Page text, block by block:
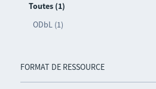
Toutes (1)
ODbL (1)
FORMAT DE RESSOURCE